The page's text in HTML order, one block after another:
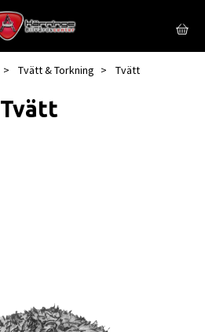
Tvätt & Torkning Tvätt
Tvätt